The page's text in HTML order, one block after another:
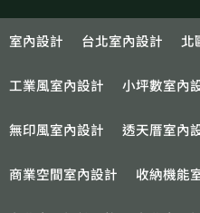
室內設計 台北室內設計 北
工業風室內設計 小坪數室內
無印風室內設計 透天厝室內
商業空間室內設計 收納機能